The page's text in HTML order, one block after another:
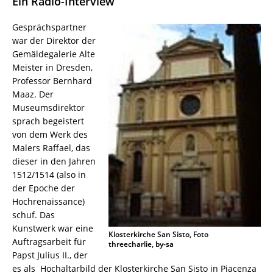
Klosterkirche San Sisto, Foto
threecharlie, by-sa
Gesprächspartner
war der Direktor der
Gemäldegalerie Alte
Meister in Dresden,
Professor Bernhard
Maaz. Der
Museumsdirektor
sprach begeistert
von dem Werk des
Malers Raffael, das
dieser in den Jahren
1512/1514 (also in
der Epoche der
Hochrenaissance)
schuf. Das
Kunstwerk war eine
Auftragsarbeit für
Papst Julius II., der
es als Hochaltarbild der Klosterkirche San Sisto in Piacenza